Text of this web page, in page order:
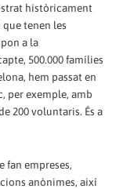
històricament
tenen les
a la
500.000 famílies
​​hem passat en
per exemple, amb
200 voluntaris. És a
fan empreses,
anònimes, així